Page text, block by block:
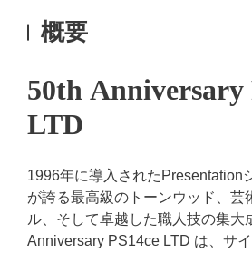
概要
50th Anniversary
LTD
1996年に導入されたPresentation
が誇る最高級のトーンウッド、芸
ル、そして卓越した職人技の集大
Anniversary PS14ce LTD は、サ